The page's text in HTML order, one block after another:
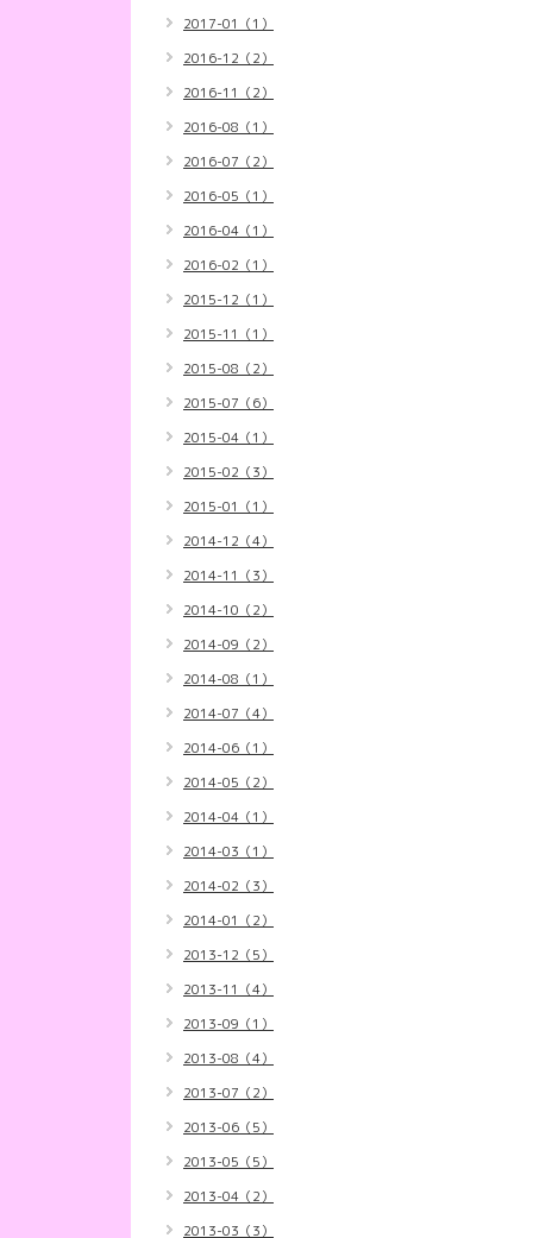
2017-01（1）
2016-12（2）
2016-11（2）
2016-08（1）
2016-07（2）
2016-05（1）
2016-04（1）
2016-02（1）
2015-12（1）
2015-11（1）
2015-08（2）
2015-07（6）
2015-04（1）
2015-02（3）
2015-01（1）
2014-12（4）
2014-11（3）
2014-10（2）
2014-09（2）
2014-08（1）
2014-07（4）
2014-06（1）
2014-05（2）
2014-04（1）
2014-03（1）
2014-02（3）
2014-01（2）
2013-12（5）
2013-11（4）
2013-09（1）
2013-08（4）
2013-07（2）
2013-06（5）
2013-05（5）
2013-04（2）
2013-03（3）